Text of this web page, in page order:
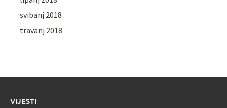
svibanj 2018
travanj 2018
VIJESTI